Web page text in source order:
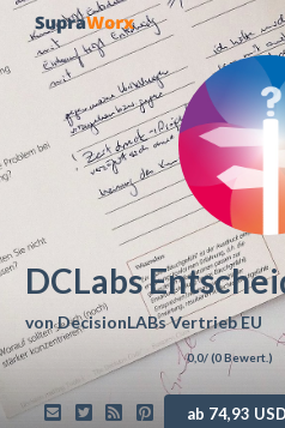
DCLabs
vonDecisionLABs Vertrieb EU
0,0/ (0Bewert.)
ab 74,93 USD